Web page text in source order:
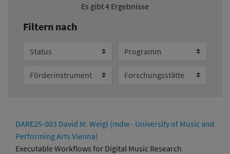
Es gibt 4 Ergebnisse
Filtern nach
Status Programm
Förderinstrument Forschungsstätte
DARE25-003 David M. Weigl (mdw - University of Music and
Performing Arts Vienna)
Executable Workflows for Digital Music Research